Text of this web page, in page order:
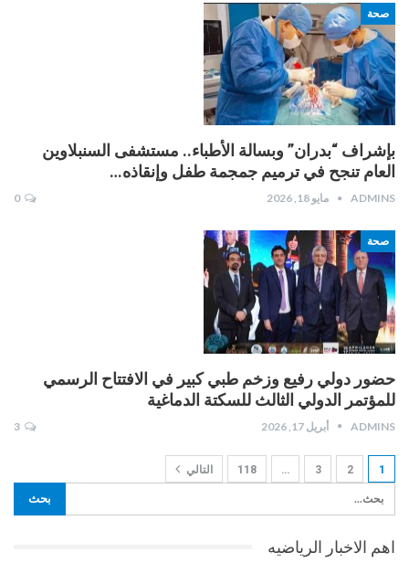
صحة
بإشراف “بدران” وبسالة الأطباء.. مستشفى السنبلاوين
العام تنجح في ترميم جمجمة طفل وإنقاذه…
ADMINS مايو 18, 2026 0
صحة
حضور دولي رفيع وزخم طبي كبير في الافتتاح الرسمي
للمؤتمر الدولي الثالث للسكتة الدماغية
ADMINS أبريل 17, 2026
1
2
3
…
118 التالي
اهم الاخبار الرياضيه